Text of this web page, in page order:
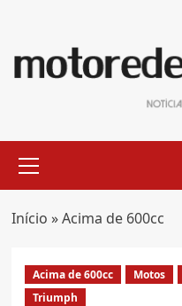
content
Menu
Início »Acima de 600cc
Acima de 600cc Motos
Triumph